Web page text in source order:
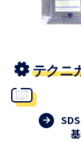
テクニ
基